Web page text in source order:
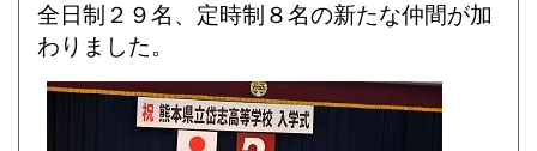
全日制２９名、定時制８名の新たな仲間が加
わりました。